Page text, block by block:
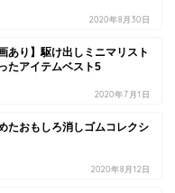
2020年8月30日
あり】駆け出しミニマリスト
たアイテムベスト5
2020年7月1日
たおもしろ消しゴムコレクシ
2020年8月12日